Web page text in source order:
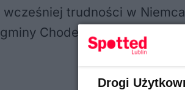
wcześniej trudności w
Chodel.
Drogi